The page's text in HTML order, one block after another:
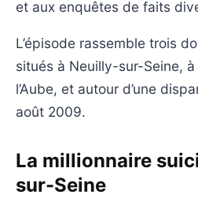
et aux enquêtes de faits
L’épisode rassemble trois
situés à Neuilly-sur-Seine,
l’Aube, et autour d’une
août 2009.
La millionnaire
sur-Seine